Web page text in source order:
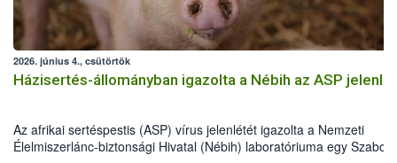
2026. június 4., csütörtök
Házisertés-állományban igazolta a Nébih az ASP
Az afrikai sertéspestis (ASP) vírus jelenlétét igazolta a Nemzeti
Élelmiszerlánc-biztonsági Hivatal (Nébih) laboratóriuma egy